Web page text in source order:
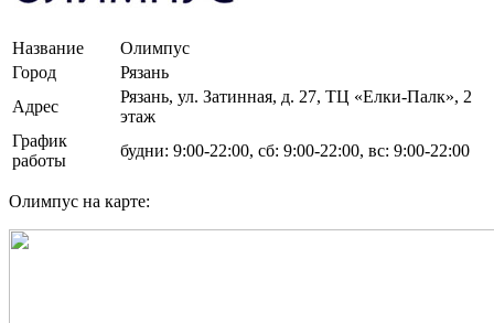
Название
Олимпус
Город
Рязань
Адрес
Рязань, ул. Затинная, д. 27, ТЦ «Елки-Палк», 2
этаж
График
работы
будни: 9:00-22:00, сб: 9:00-22:00, вс: 9:00-22:00
Олимпус на карте: